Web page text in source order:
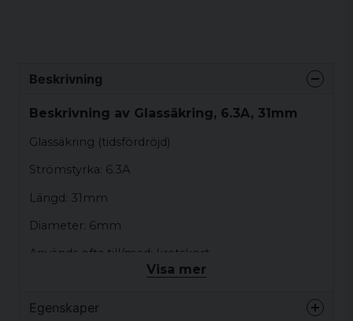
Beskrivning
Beskrivning av Glassäkring, 6.3A, 31mm
Glassäkring (tidsfördröjd)
Strömstyrka: 6.3A
Längd: 31mm
Diameter: 6mm
Används ofta till/med: kretskort
Visa mer
Egenskaper